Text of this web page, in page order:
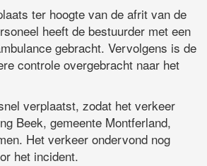
ter hoogte van de afrit van de
heeft de bestuurder met een
gebracht. Vervolgens is de
controle overgebracht naar het
verplaatst, zodat het verkeer
Beek, gemeente Montferland,
Het verkeer ondervond nog
het incident.